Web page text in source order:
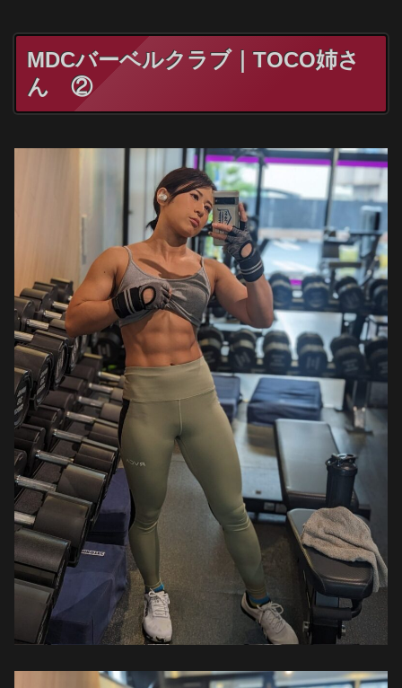
MDCバーベルクラブ｜TOCO姉さ
ん ②